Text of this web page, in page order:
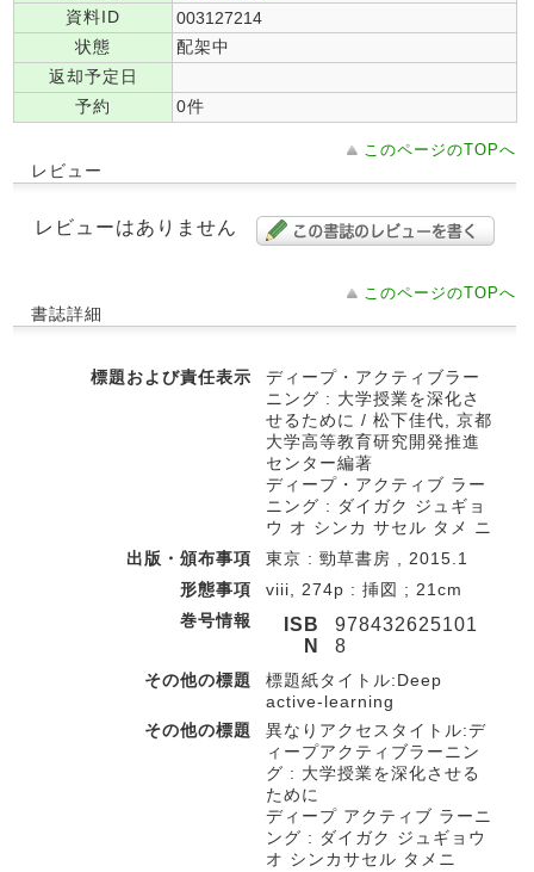
資料ID
003127214
状態
配架中
返却予定日
予約
0件
このページのTOPへ
レビュー
レビューはありません
このページのTOPへ
書誌詳細
標題および責任表示
ディープ・アクティブラー
ニング : 大学授業を深化さ
せるために / 松下佳代, 京都
大学高等教育研究開発推進
センター編著
ディープ・アクティブ ラー
ニング : ダイガク ジュギョ
ウ オ シンカ サセル タメ ニ
出版・頒布事項
東京 : 勁草書房 , 2015.1
形態事項
viii, 274p : 挿図 ; 21cm
巻号情報
ISB
N
978432625101
8
その他の標題
標題紙タイトル:Deep
active-learning
その他の標題
異なりアクセスタイトル:デ
ィープアクティブラーニン
グ : 大学授業を深化させる
ために
ディープ アクティブ ラーニ
ング : ダイガク ジュギョウ
オ シンカサセル タメニ